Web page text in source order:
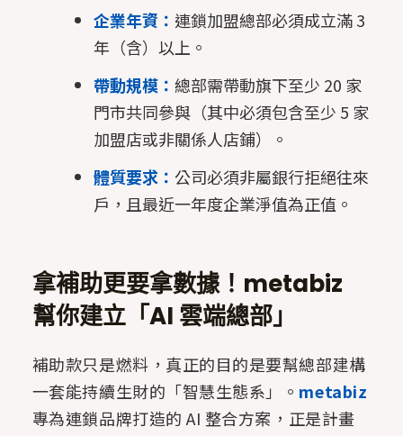
企業年資： 連鎖加盟總部必須成立滿 3
年（含）以上。
帶動規模： 總部需帶動旗下至少 20 家
門市共同參與（其中必須包含至少 5 家
加盟店或非關係人店鋪）。
體質要求： 公司必須非屬銀行拒絕往來
戶，且最近一年度企業淨值為正值。
拿補助更要拿數據！metabiz
幫你建立「AI 雲端總部」
補助款只是燃料，真正的目的是要幫總部建構
一套能持續生財的「智慧生態系」。 metabiz
專為連鎖品牌打造的 AI 整合方案，正是計畫